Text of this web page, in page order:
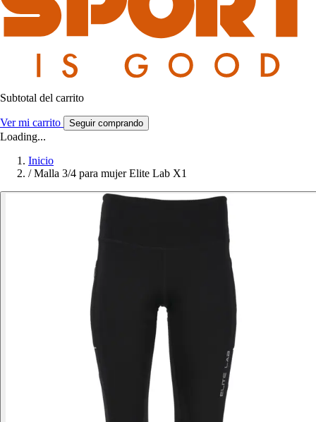
Subtotal del carrito
Ver mi carrito Seguir comprando
Loading...
Inicio
/ Malla 3/4 para mujer Elite Lab X1